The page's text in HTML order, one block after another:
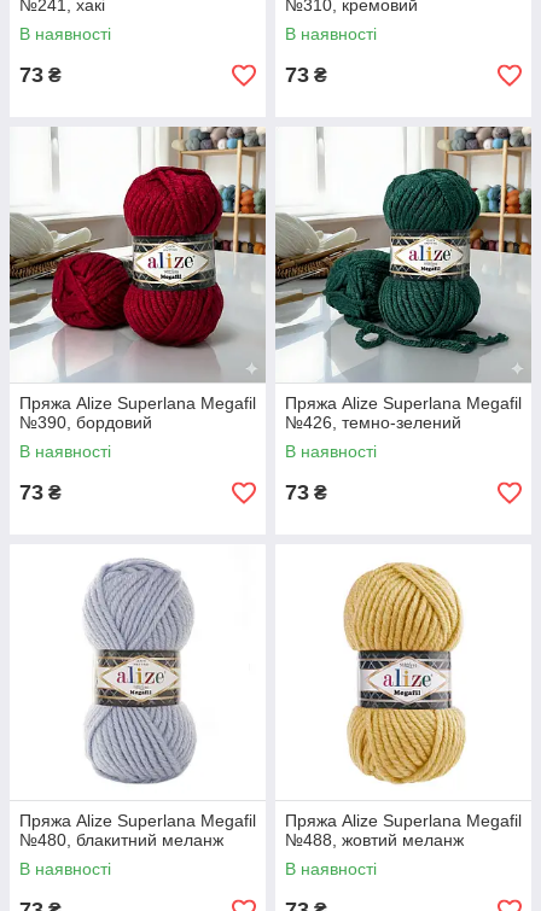
№241, хакі
В наявності
73 ₴
№310, кремовий
В наявності
73 ₴
Пряжа Alize Superlana Megafil
№390, бордовий
В наявності
73 ₴
Пряжа Alize Superlana Megafil
№426, темно-зелений
В наявності
73 ₴
Пряжа Alize Superlana Megafil
№480, блакитний меланж
В наявності
Пряжа Alize Superlana Megafil
№488, жовтий меланж
В наявності